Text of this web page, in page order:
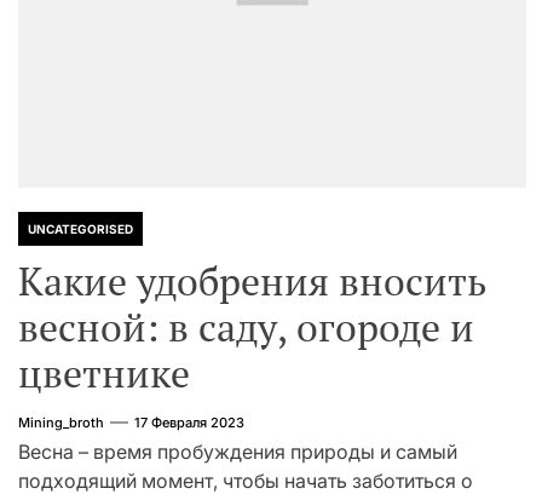
UNCATEGORISED
Какие удобрения вносить
весной: в саду, огороде и
цветнике
Mining_broth 17 Февраля 2023
Весна – время пробуждения природы и самый
подходящий момент, чтобы начать заботиться о